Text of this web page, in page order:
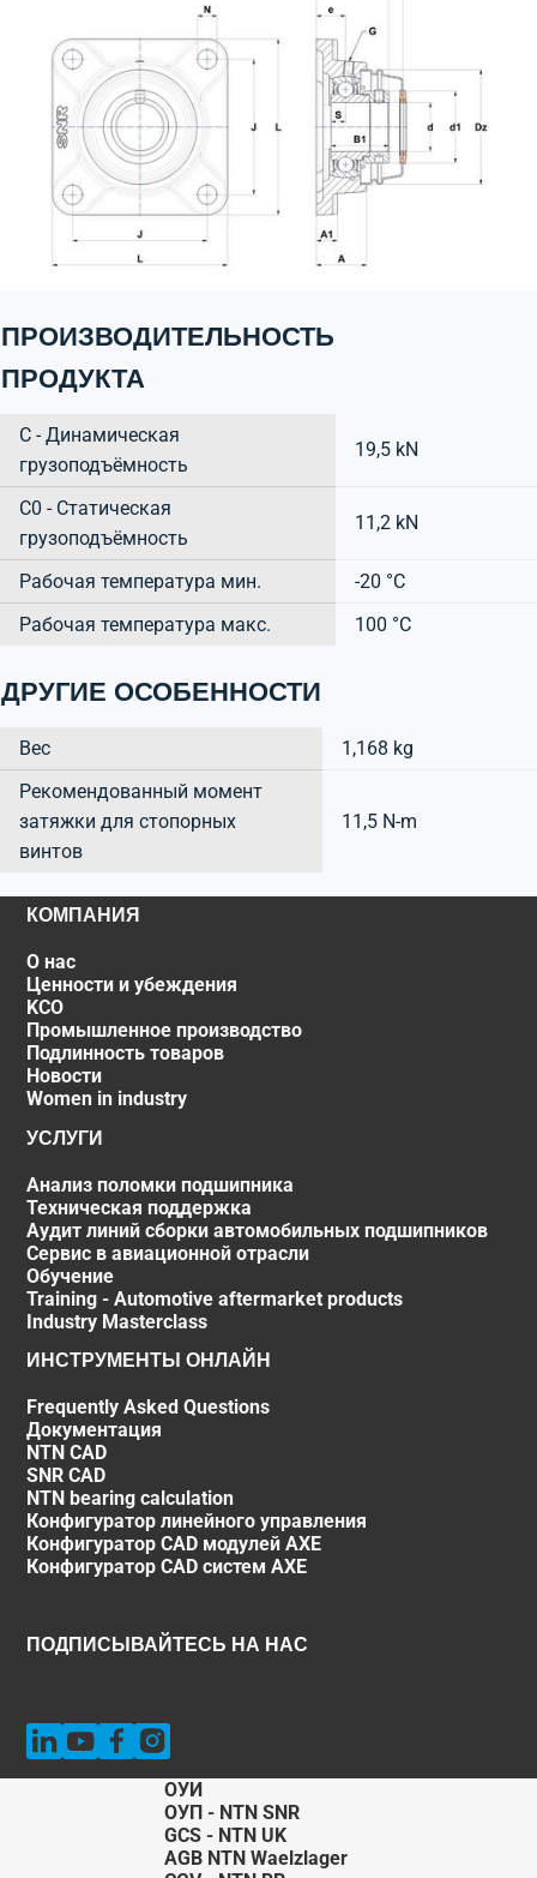
ПРОИЗВОДИТЕЛЬНОСТЬ
ПРОДУКТА
C - Динамическая
грузоподъёмность
19,5 kN
C0 - Статическая
грузоподъёмность
11,2 kN
Рабочая температура мин.
-20 °C
Рабочая температура макс.
100 °C
ДРУГИЕ ОСОБЕННОСТИ
Вес
1,168 kg
Рекомендованный момент
затяжки для стопорных
винтов
11,5 N-m
КОМПАНИЯ
О нас
Ценности и убеждения
KCO
Промышленное производство
Подлинность товаров
Новости
Women in industry
УСЛУГИ
Анализ поломки подшипника
Техническая поддержка
Аудит линий сборки автомобильных подшипников
Сервис в авиационной отрасли
Обучение
Training - Automotive aftermarket products
Industry Masterclass
ИНСТРУМЕНТЫ ОНЛАЙН
Frequently Asked Questions
Документация
NTN CAD
SNR CAD
NTN bearing calculation
Конфигуратор линейного управления
Конфигуратор CAD модулей AXE
Конфигуратор CAD систем AXE
ПОДПИСЫВАЙТЕСЬ НА НАС
ОУИ
ОУП - NTN SNR
GCS - NTN UK
AGB NTN Waelzlager